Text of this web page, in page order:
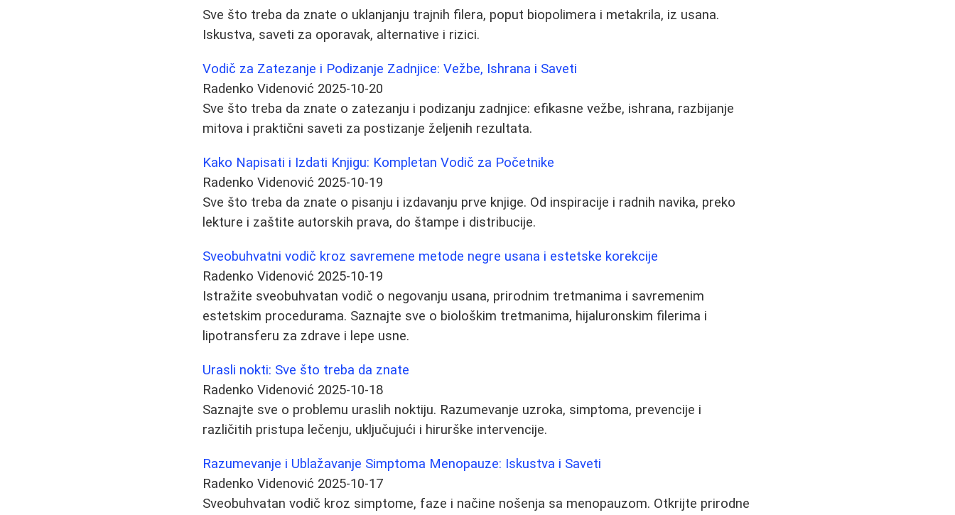
Sve što treba da znate o uklanjanju trajnih filera, poput biopolimera i metakrila, iz usana.
Iskustva, saveti za oporavak, alternative i rizici.
Vodič za Zatezanje i Podizanje Zadnjice: Vežbe, Ishrana i Saveti
Radenko Videnović 2025-10-20
Sve što treba da znate o zatezanju i podizanju zadnjice: efikasne vežbe, ishrana, razbijanje
mitova i praktični saveti za postizanje željenih rezultata.
Kako Napisati i Izdati Knjigu: Kompletan Vodič za Početnike
Radenko Videnović 2025-10-19
Sve što treba da znate o pisanju i izdavanju prve knjige. Od inspiracije i radnih navika, preko
lekture i zaštite autorskih prava, do štampe i distribucije.
Sveobuhvatni vodič kroz savremene metode negre usana i estetske korekcije
Radenko Videnović 2025-10-19
Istražite sveobuhvatan vodič o negovanju usana, prirodnim tretmanima i savremenim
estetskim procedurama. Saznajte sve o biološkim tretmanima, hijaluronskim filerima i
lipotransferu za zdrave i lepe usne.
Urasli nokti: Sve što treba da znate
Radenko Videnović 2025-10-18
Saznajte sve o problemu uraslih noktiju. Razumevanje uzroka, simptoma, prevencije i
različitih pristupa lečenju, uključujući i hirurške intervencije.
Razumevanje i Ublažavanje Simptoma Menopauze: Iskustva i Saveti
Radenko Videnović 2025-10-17
Sveobuhvatan vodič kroz simptome, faze i načine nošenja sa menopauzom. Otkrijte prirodne